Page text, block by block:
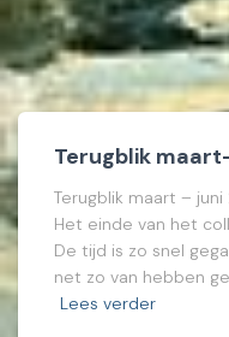
Terugblik
Terugblik maart –
Het einde van het
De tijd is zo snel
net zo van hebben
Lees verder